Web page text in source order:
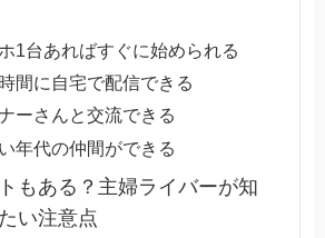
1台あればすぐに始められる
間に自宅で配信できる
ーさんと交流できる
年代の仲間ができる
もある？主婦ライバーが知
い注意点